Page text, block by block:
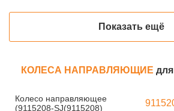
Показать ещё
КОЛЕСА НАПРАВЛЯЮЩИЕ
Колесо направляющее
(9115208-SJ(9115208)